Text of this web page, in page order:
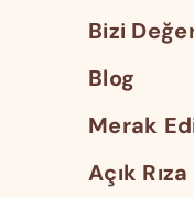
Bizi
Blog
Merak
Açık